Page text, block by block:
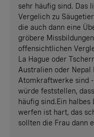
sehr häufig sind. Das
Vergelich zu
die auch dann eine
gröbere
offensichtlichen
La Hague oder
Australien oder Nepal
Atomkraftwerke sind
würde feststellen,
häufig sind.Ein
werfen ist hart, das
sollten die Frau dann